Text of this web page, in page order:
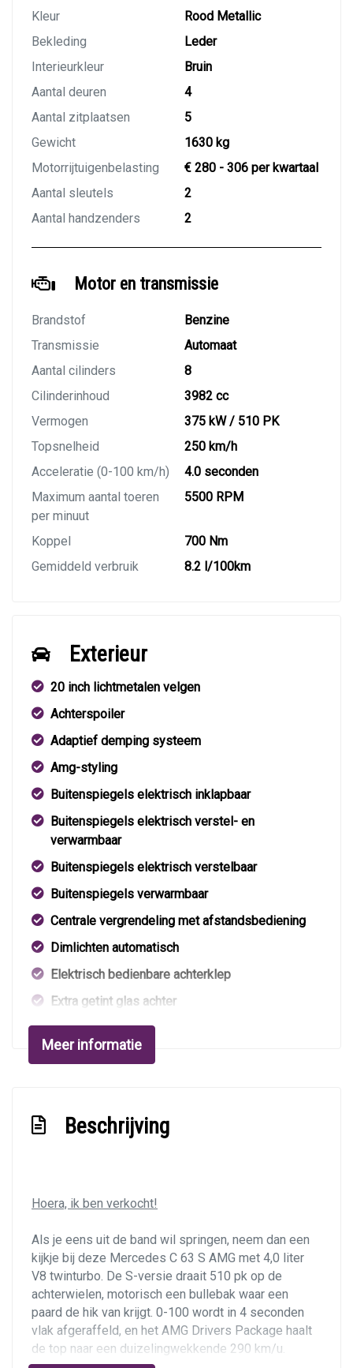
Kleur
Rood Metallic
Bekleding
Leder
Interieurkleur
Bruin
Aantal deuren
4
Aantal zitplaatsen
5
Gewicht
1630 kg
Motorrijtuigenbelasting
€ 280 - 306 per kwartaal
Aantal sleutels
2
Aantal handzenders
2
Motor en transmissie
Brandstof
Benzine
Transmissie
Automaat
Aantal cilinders
8
Cilinderinhoud
3982 cc
Vermogen
375 kW / 510 PK
Topsnelheid
250 km/h
Acceleratie (0-100 km/h)
4.0 seconden
Maximum aantal toeren
per minuut
5500 RPM
Koppel
700 Nm
Gemiddeld verbruik
8.2 l/100km
Exterieur
20 inch lichtmetalen velgen
Achterspoiler
Adaptief demping systeem
Amg-styling
Buitenspiegels elektrisch inklapbaar
Buitenspiegels elektrisch verstel- en
verwarmbaar
Buitenspiegels elektrisch verstelbaar
Buitenspiegels verwarmbaar
Centrale vergrendeling met afstandsbediening
Dimlichten automatisch
Elektrisch bedienbare achterklep
Extra getint glas achter
Keyless entry
Led achterlichten
Metaalkleur
Parkeersensor voor en achter
Sportonderstel
Warmtewerend glas
Interieur
Meer informatie
Beschrijving
Hoera, ik ben verkocht!
Als je eens uit de band wil springen, neem dan een
kijkje bij deze Mercedes C 63 S AMG met 4,0 liter
V8 twinturbo. De S-versie draait 510 pk op de
achterwielen, motorisch een bullebak waar een
paard de hik van krijgt. 0-100 wordt in 4 seconden
vlak afgeraffeld, en het AMG Drivers Package haalt
de top naar een duizelingwekkende 290 km/u.